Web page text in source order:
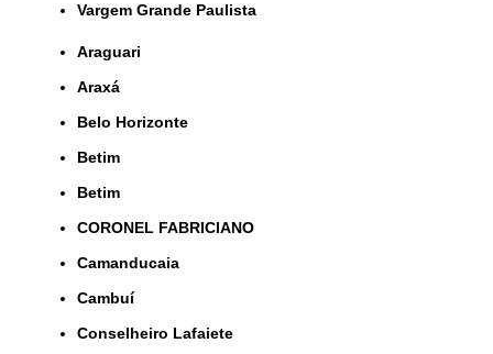
Vargem Grande Paulista
Araguari
Araxá
Belo Horizonte
Betim
Betim
CORONEL FABRICIANO
Camanducaia
Cambuí
Conselheiro Lafaiete